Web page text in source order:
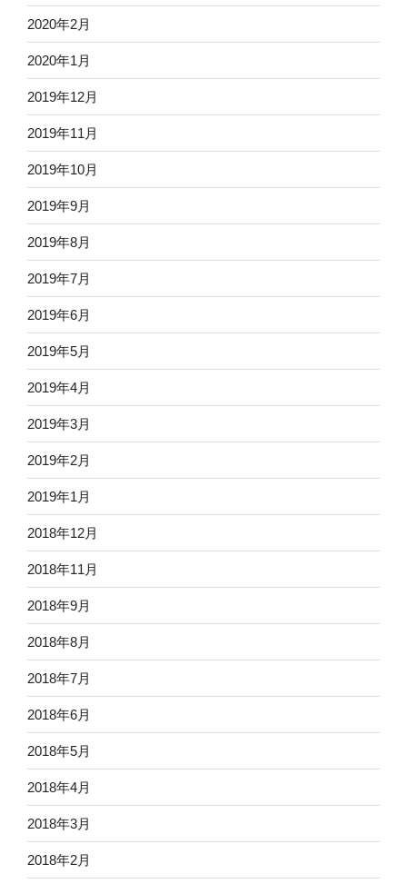
2020年2月
2020年1月
2019年12月
2019年11月
2019年10月
2019年9月
2019年8月
2019年7月
2019年6月
2019年5月
2019年4月
2019年3月
2019年2月
2019年1月
2018年12月
2018年11月
2018年9月
2018年8月
2018年7月
2018年6月
2018年5月
2018年4月
2018年3月
2018年2月